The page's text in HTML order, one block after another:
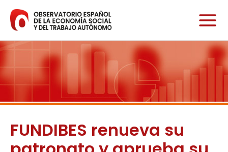
contenido
FUNDIBES renueva su